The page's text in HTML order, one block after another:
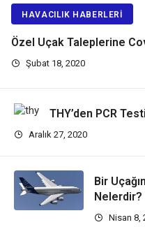
HAVACILIK HABERLERI
Özel Uçak Taleplerine
Şubat 18, 2020
THY’den PCR
Aralık 27, 2020
Bir
Nisan 8,